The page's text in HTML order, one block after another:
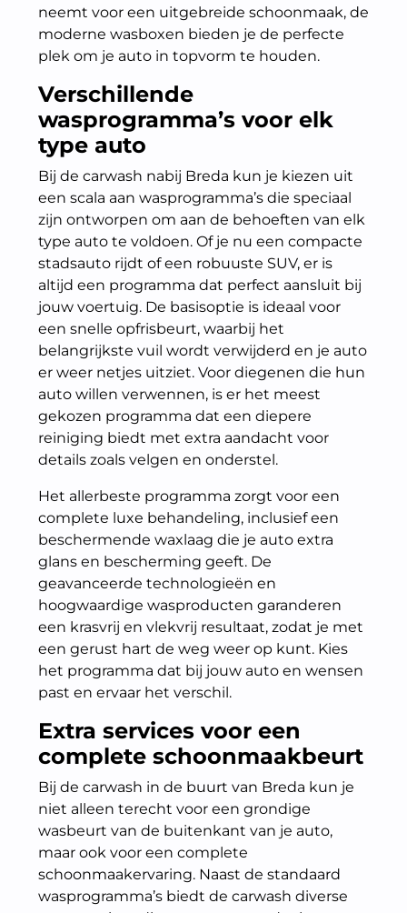
neemt voor een uitgebreide schoonmaak, de
moderne wasboxen bieden je de perfecte
plek om je auto in topvorm te houden.
Verschillende
wasprogramma’s voor elk
type auto
Bij de carwash nabij Breda kun je kiezen uit
een scala aan wasprogramma’s die speciaal
zijn ontworpen om aan de behoeften van elk
type auto te voldoen. Of je nu een compacte
stadsauto rijdt of een robuuste SUV, er is
altijd een programma dat perfect aansluit bij
jouw voertuig. De basisoptie is ideaal voor
een snelle opfrisbeurt, waarbij het
belangrijkste vuil wordt verwijderd en je auto
er weer netjes uitziet. Voor diegenen die hun
auto willen verwennen, is er het meest
gekozen programma dat een diepere
reiniging biedt met extra aandacht voor
details zoals velgen en onderstel.
Het allerbeste programma zorgt voor een
complete luxe behandeling, inclusief een
beschermende waxlaag die je auto extra
glans en bescherming geeft. De
geavanceerde technologieën en
hoogwaardige wasproducten garanderen
een krasvrij en vlekvrij resultaat, zodat je met
een gerust hart de weg weer op kunt. Kies
het programma dat bij jouw auto en wensen
past en ervaar het verschil.
Extra services voor een
complete schoonmaakbeurt
Bij de carwash in de buurt van Breda kun je
niet alleen terecht voor een grondige
wasbeurt van de buitenkant van je auto,
maar ook voor een complete
schoonmaakervaring. Naast de standaard
wasprogramma’s biedt de carwash diverse